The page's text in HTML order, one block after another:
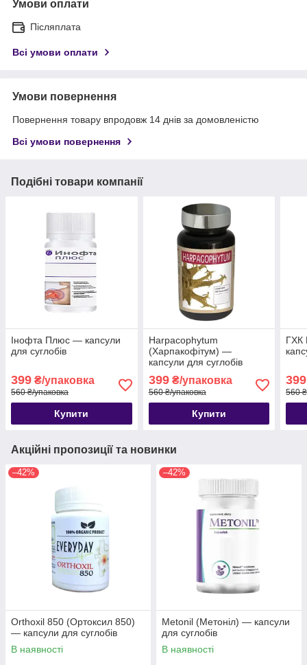
Умови оплати
Післяплата
Всі умови оплати
Умови повернення
Повернення товару впродовж 14 днів за домовленістю
Всі умови повернення
Подібні товари компанії
Інофта Плюс — капсули
для суглобів
399 ₴/упаковка
560 ₴/упаковка
Купити
Harpacophytum
(Харпакофітум) —
капсули для суглобів
399₴/упаковка
560 ₴/упаковка
Купити
ГХК
399
560
Акційні пропозиції та новинки
–42%
Orthoxil 850 (Ортоксил 850)
— капсули для суглобів
В наявності
–42%
Metonil (Метоніл) — капсули
для суглобів
В наявності